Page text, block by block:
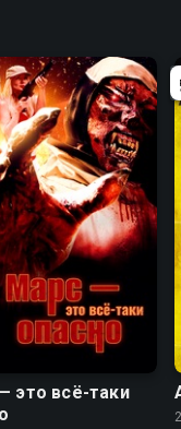
это всё-таки